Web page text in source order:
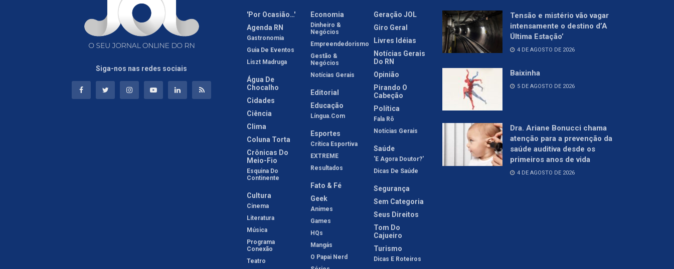
Siga-nos nas redes sociais
'Por Ocasião…'
Agenda RN
Gastronomia
Guia De Eventos
Liszt Madruga
Água De
Chocalho
Cidades
Ciência
Clima
Coluna Torta
Crônicas Do
Meio-Fio
Esquina Do
Continente
Cultura
Cinema
Literatura
Música
Programa
Conexão
Teatro
Economia
Dinheiro &
Negócios
Empreendedorismo
Gestão &
Negócios
Notícias Gerais
Editorial
Educação
Língua.com
Esportes
Crítica Esportiva
EXTREME
Resultados
Fato & Fé
Geek
Animes
Games
HQs
Mangás
O Papai Nerd
Geração JOL
Giro Geral
Livres Idéias
Notícias Gerais
Do RN
Opinião
Pirando O
Cabeção
Política
Fala Rô
Notícias Gerais
Saúde
'E Agora Doutor?'
Dicas De Saúde
Segurança
Sem Categoria
Seus Direitos
Tom Do
Cajueiro
Turismo
Dicas E Roteiros
Tensão e mistério vão vagar
intensamente o destino d’A
Última Estação’
4 DE AGOSTO DE 2026
Baixinha
5 DE AGOSTO DE 2026
Dra. Ariane Bonucci chama
atenção para a prevenção da
saúde auditiva desde os
primeiros anos de vida
4 DE AGOSTO DE 2026